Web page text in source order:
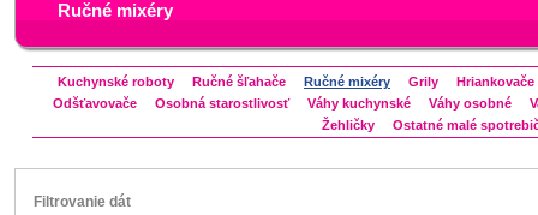
Ručné mixéry
Kuchynské roboty Ručné šľahače Ručné mixéry Grily
Odšťavovače
Osobná starostlivosť Váhy kuchynské Váhy osobné
Žehličky
Ostatné malé
Filtrovanie dát